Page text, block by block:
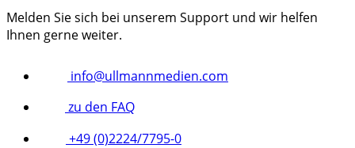
Melden Sie sich bei unserem Support und wir helfen
Ihnen gerne weiter.
info@ullmannmedien.com
zu den FAQ
+49 (0)2224/7795-0